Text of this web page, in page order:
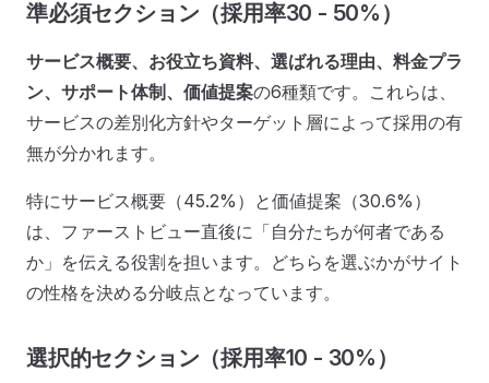
準必須セクション（採用率30 - 50%）
サービス概要、お役立ち資料、選ばれる理由、料金プラ
ン、サポート体制、価値提案の6種類です。これらは、
サービスの差別化方針やターゲット層によって採用の有
無が分かれます。
特にサービス概要（45.2%）と価値提案（30.6%）
は、ファーストビュー直後に「自分たちが何者である
か」を伝える役割を担います。どちらを選ぶかがサイト
の性格を決める分岐点となっています。
選択的セクション（採用率10 - 30%）